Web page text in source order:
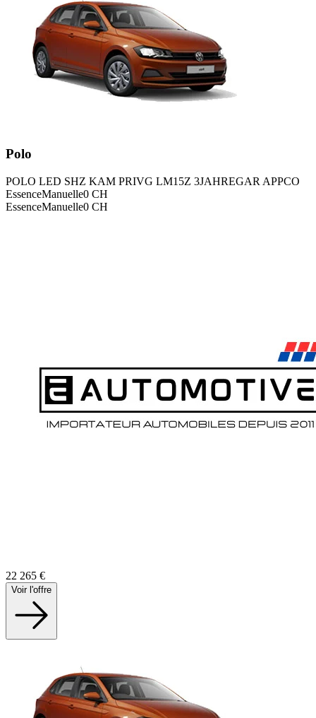
Polo
POLO LED SHZ KAM PRIVG LM15Z 3JAHREGAR APPCO
EssenceManuelle0 CH
EssenceManuelle0 CH
22 265 €
Voir l'offre